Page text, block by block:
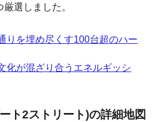
選しました。
りを埋め尽くす100台超のハー
化が混ざり合うエネルギッシ
ト2ストリート)の詳細地図